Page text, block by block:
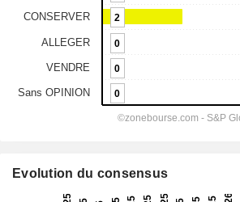
Evolution du consensus